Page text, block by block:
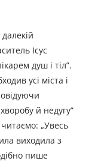
Ісус
душ і тіл”.
усі міста і
й недугу”
„Увесь
виходила з
пише